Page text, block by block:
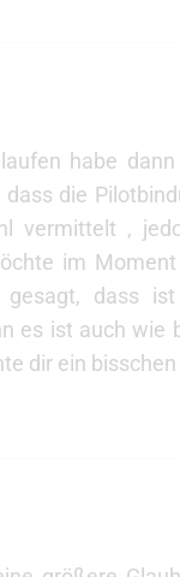
habe
die
vermittelt ,
im
dass
es ist auch
dir ein